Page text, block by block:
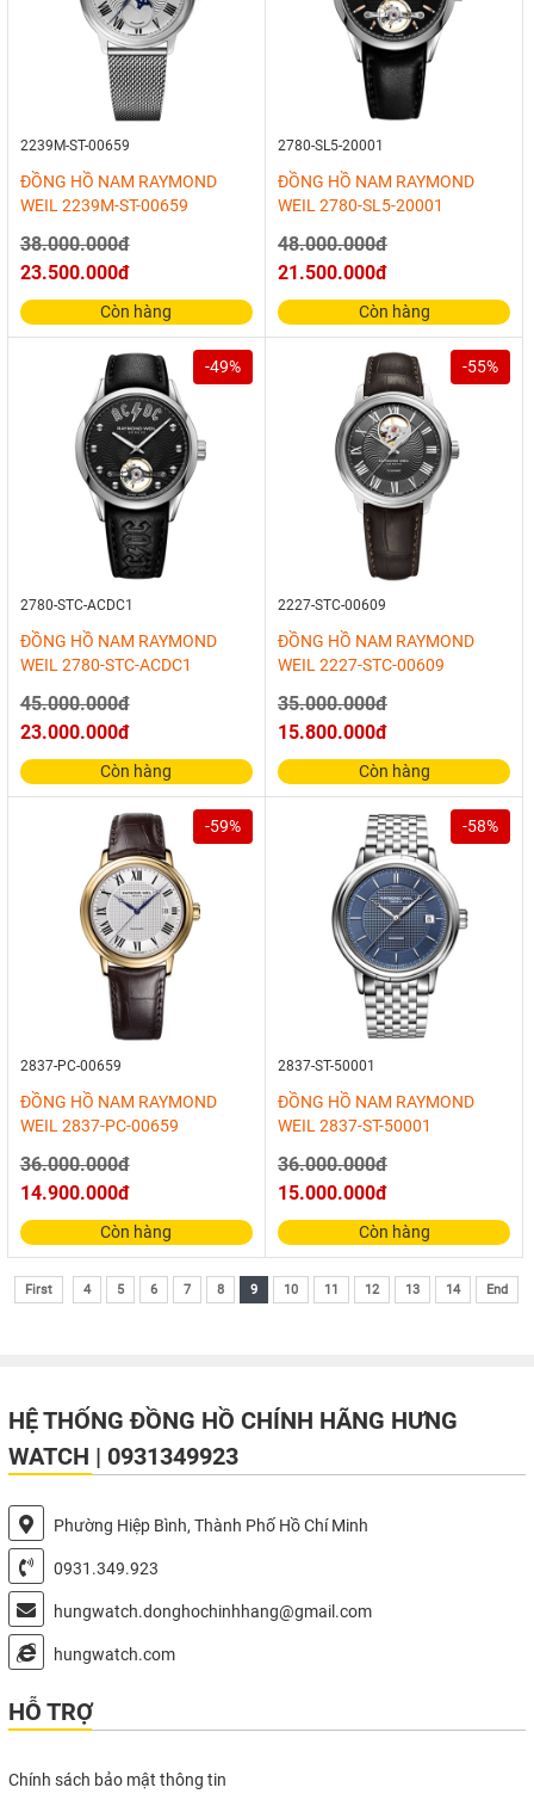
2239M-ST-00659
ĐỒNG HỒ NAM RAYMOND
WEIL 2239M-ST-00659
38.000.000đ
23.500.000đ
Còn hàng
2780-SL5-20001
ĐỒNG HỒ NAM RAYMOND
WEIL 2780-SL5-20001
48.000.000đ
21.500.000đ
Còn hàng
-49%
2780-STC-ACDC1
ĐỒNG HỒ NAM RAYMOND
WEIL 2780-STC-ACDC1
45.000.000đ
23.000.000đ
Còn hàng
-55%
2227-STC-00609
ĐỒNG HỒ NAM RAYMOND
WEIL 2227-STC-00609
35.000.000đ
15.800.000đ
Còn hàng
-59%
2837-PC-00659
ĐỒNG HỒ NAM RAYMOND
WEIL 2837-PC-00659
36.000.000đ
14.900.000đ
Còn hàng
-58%
2837-ST-50001
ĐỒNG HỒ NAM RAYMOND
WEIL 2837-ST-50001
36.000.000đ
15.000.000đ
Còn hàng
First 4 5 6 7 8 9 10 11 12 13 14 End
HỆ THỐNG ĐỒNG HỒ CHÍNH HÃNG HƯNG
WATCH | 0931349923
Phường Hiệp Bình, Thành Phố Hồ Chí Minh
0931.349.923
hungwatch.donghochinhhang@gmail.com
hungwatch.com
HỖ TRỢ
Chính sách bảo mật thông tin